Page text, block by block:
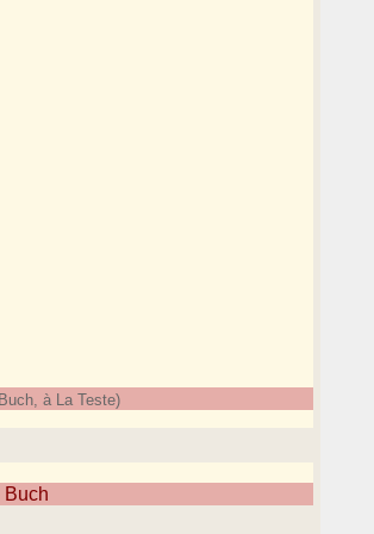
à La Teste)
Buch